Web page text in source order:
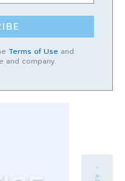
Terms of Use and
and company.